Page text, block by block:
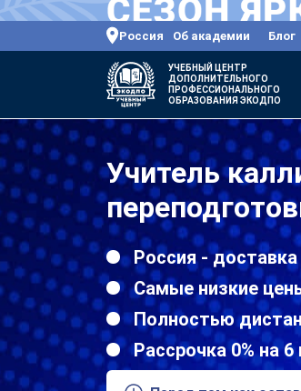
Россия Об академии Блог
УЧЕБНЫЙ ЦЕНТР
ДОПОЛНИТЕЛЬНОГО
ПРОФЕССИОНАЛЬНОГО
ОБРАЗОВАНИЯ ЭКОДПО
Учитель
Россия -
Самые низкие
Полностью
Рассрочка 0% на